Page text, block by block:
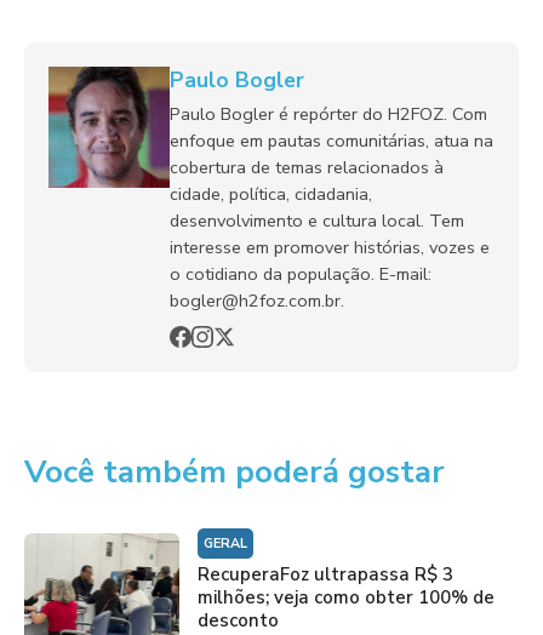
Paulo Bogler
Paulo Bogler é repórter do H2FOZ. Com
enfoque em pautas comunitárias, atua na
cobertura de temas relacionados à
cidade, política, cidadania,
desenvolvimento e cultura local. Tem
interesse em promover histórias, vozes e
o cotidiano da população. E-mail:
bogler@h2foz.com.br.
Você também poderá gostar
GERAL
RecuperaFoz ultrapassa R$ 3
milhões; veja como obter 100% de
desconto